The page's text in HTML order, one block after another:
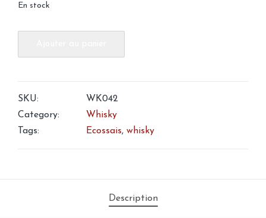
En stock
21
Ans
Limited
SKU:
WK042
Category:
Whisky
Tags:
Ecossais, whisky
Description